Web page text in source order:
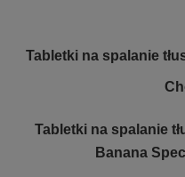
Tabletki na spalanie
Tabletki na spalanie
Banana